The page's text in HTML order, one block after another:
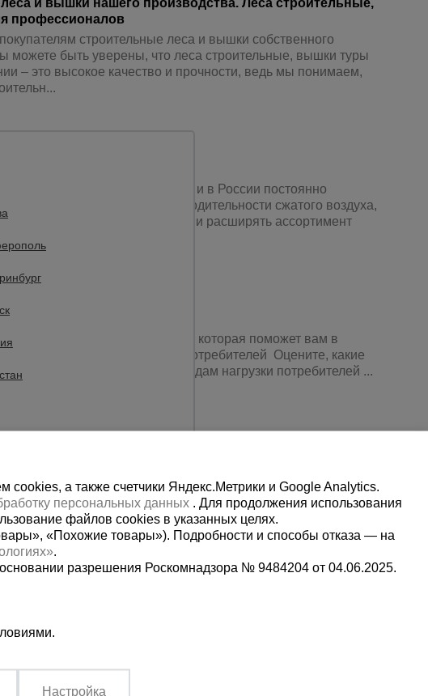
и вышки нашего производства. Леса строительные,
профессионалов
строительные леса и вышки собственного
можете быть уверены, что леса строительные, вышки туры
– это высокое качество и прочности, ведь мы понимаем,
многие производства в Европе и в России постоянно
своих потребностей в производительности сжатого воздуха,
продолжает модернизировать и расширять ассортимент
выбору электростанции
представленна информация, которая поможет вам в
1. Планирование потребителей Оцените, какие
к подключению. По видам нагрузки потребителей ...
225-00-90
Мы в социальных сетях:
а также счетчики Яндекс.Метрики и Google Analytics.
персональных данных . Для продолжения использования
файлов cookies в указанных целях.
«Похожие товары»). Подробности и способы отказа — на
.
разрешения Роскомнадзора № 9484204 от 04.06.2025.
Настройка